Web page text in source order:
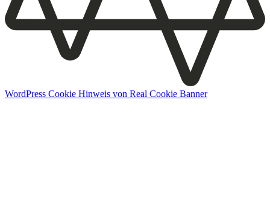
WordPress Cookie Hinweis von Real Cookie Banner